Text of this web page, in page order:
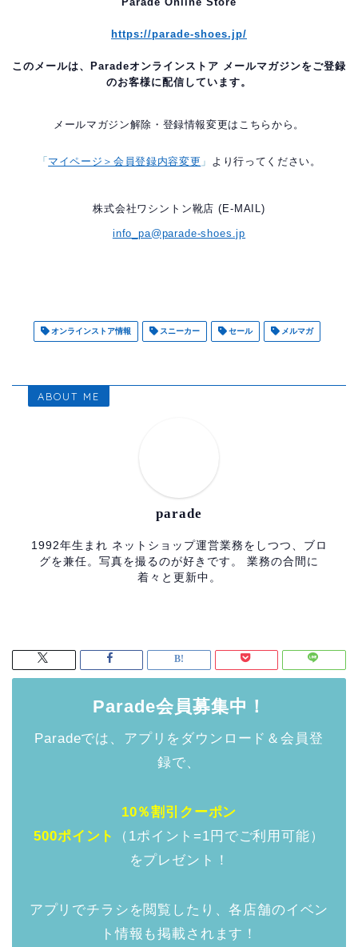
https://parade-shoes.jp/
このメールは、Paradeオンラインストア メールマガジンをご登録
のお客様に配信しています。
メールマガジン解除・登録情報変更はこちらから。
「 マイページ＞会員登録内容変更 」 より行ってください。
株式会社ワシントン靴店 (E-MAIL)
info_pa@parade-shoes.jp
オンラインストア情報 スニーカー セール メルマガ
ABOUT ME
parade
1992年生まれ ネットショップ運営業務をしつつ、ブロ
グを兼任。写真を撮るのが好きです。 業務の合間に
着々と更新中。
Parade会員募集中！
Paradeでは、アプリをダウンロード＆会員登
録で、
10％割引クーポン
500ポイント
（1ポイント=1円でご利用可能）
をプレゼント！
アプリでチラシを閲覧したり、各店舗のイベン
ト情報も掲載されます！